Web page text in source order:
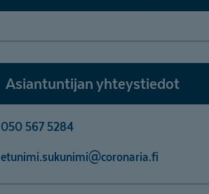
Asiantuntijan yhteystiedot
050 567 5284
etunimi.sukunimi@coronaria.fi